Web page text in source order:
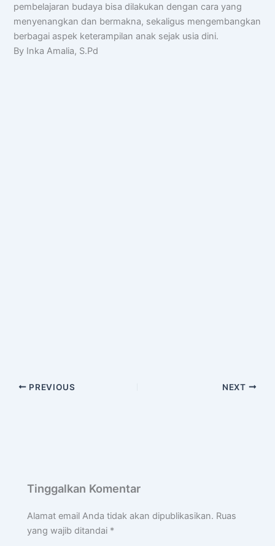
pembelajaran budaya bisa dilakukan dengan cara yang
menyenangkan dan bermakna, sekaligus mengembangkan
berbagai aspek keterampilan anak sejak usia dini.
By Inka Amalia, S.Pd
PREVIOUS NEXT
Tinggalkan Komentar
Alamat email Anda tidak akan dipublikasikan. Ruas
yang wajib ditandai *